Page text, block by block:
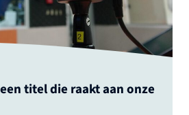
een titel die raakt aan onze